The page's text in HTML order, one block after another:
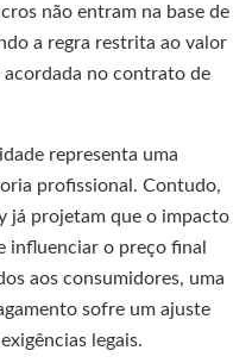
não entram na base de
a regra restrita ao valor
acordada no contrato de
representa uma
profissional. Contudo,
já projetam que o impacto
influenciar o preço final
aos consumidores, uma
sofre um ajuste
legais.